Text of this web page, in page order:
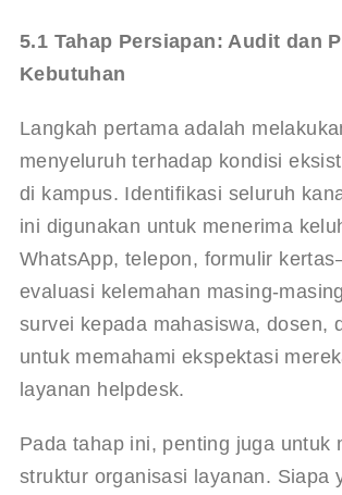
5.1 Tahap Persiapan: Audit dan
Kebutuhan
Langkah pertama adalah
menyeluruh terhadap kondisi
di kampus. Identifikasi seluruh
ini digunakan untuk menerima
WhatsApp, telepon, formulir
evaluasi kelemahan masing-
survei kepada mahasiswa, dosen,
untuk memahami ekspektasi
layanan helpdesk.
Pada tahap ini, penting juga untuk
struktur organisasi layanan. Siapa